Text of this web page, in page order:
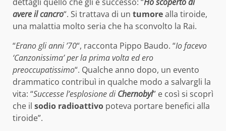
avere il cancro“. Si trattava di un tumorealla tiroide,
una malattia molto seria che ha sconvolto la Rai.
“Erano gli anni ’70“, racconta Pippo Baudo. “Io facevo
‘Canzonissima’ per la prima volta ed ero
preoccupatissimo“. Qualche anno dopo, un evento
drammatico contribuì in qualche modo a salvargli la
vita: “Successe l’esplosione di Chernobyl” e così si scoprì
che il sodio radioattivo poteva portare benefici alla
tiroide”.